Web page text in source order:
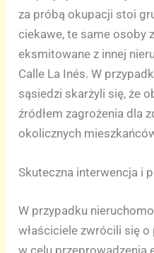
za próbą okupacji stoi
ciekawe, te same osoby
eksmitowane z innej
Calle La Inés. W
sąsiedzi skarżyli się, że
źródłem zagrożenia dla
okolicznych
Skuteczna interwencja i
W przypadku
właściciele zwrócili się
w celu przeprowadzenia